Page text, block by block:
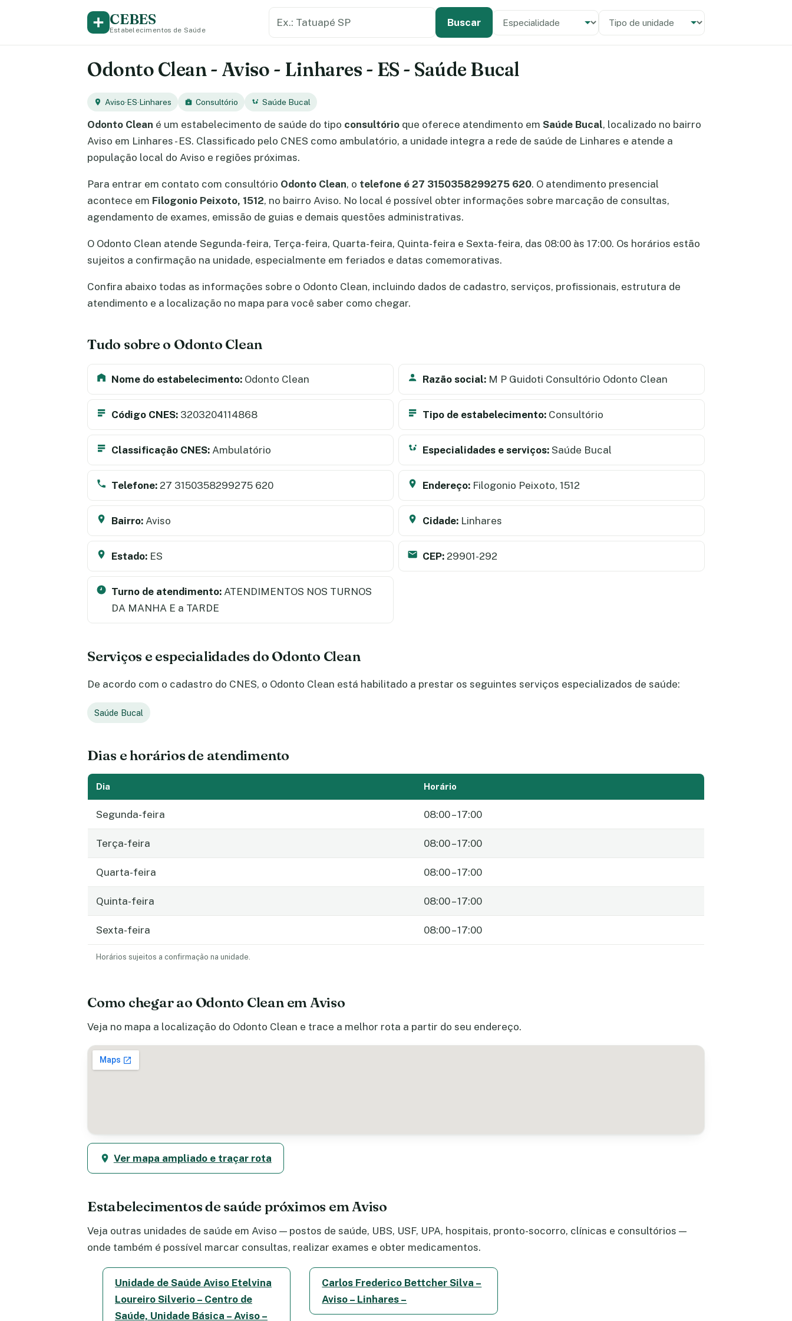
CEBES
Estabelecimentos de Saúde
Buscar Especialidade
Tipo de unidade
Odonto Clean - Aviso - Linhares - ES - Saúde Bucal
Aviso·ES·Linhares Consultório Saúde Bucal
Odonto Clean é um estabelecimento de saúde do tipo consultório que oferece atendimento em Saúde Bucal, localizado no bairro
Aviso em Linhares - ES. Classificado pelo CNES como ambulatório, a unidade integra a rede de saúde de Linhares e atende a
população local do Aviso e regiões próximas.
Para entrar em contato com consultório Odonto Clean, o telefone é 27 3150358299275 620. O atendimento presencial
acontece em Filogonio Peixoto, 1512, no bairro Aviso. No local é possível obter informações sobre marcação de consultas,
agendamento de exames, emissão de guias e demais questões administrativas.
O Odonto Clean atende Segunda-feira, Terça-feira, Quarta-feira, Quinta-feira e Sexta-feira, das 08:00 às 17:00. Os horários estão
sujeitos a confirmação na unidade, especialmente em feriados e datas comemorativas.
Confira abaixo todas as informações sobre o Odonto Clean, incluindo dados de cadastro, serviços, profissionais, estrutura de
atendimento e a localização no mapa para você saber como chegar.
Tudo sobre o Odonto Clean
Nome do estabelecimento: Odonto Clean Razão social: M P Guidoti Consultório Odonto Clean
Código CNES: 3203204114868 Tipo de estabelecimento: Consultório
Classificação CNES: Ambulatório Especialidades e serviços: Saúde Bucal
Telefone: 27 3150358299275 620 Endereço: Filogonio Peixoto, 1512
Bairro: Aviso Cidade: Linhares
Estado: ES CEP: 29901-292
Turno de atendimento: ATENDIMENTOS NOS TURNOS
DA MANHA E a TARDE
Serviços e especialidades do Odonto Clean
De acordo com o cadastro do CNES, o Odonto Clean está habilitado a prestar os seguintes serviços especializados de saúde:
Saúde Bucal
Dias e horários de atendimento
Dia Horário
Segunda-feira 08:00 – 17:00
Terça-feira 08:00 – 17:00
Quarta-feira 08:00 – 17:00
Quinta-feira 08:00 – 17:00
Sexta-feira 08:00 – 17:00
Horários sujeitos a confirmação na unidade.
Como chegar ao Odonto Clean em Aviso
Veja no mapa a localização do Odonto Clean e trace a melhor rota a partir do seu endereço.
Ver mapa ampliado e traçar rota
Estabelecimentos de saúde próximos em Aviso
Veja outras unidades de saúde em Aviso — postos de saúde, UBS, USF, UPA, hospitais, pronto-socorro, clínicas e consultórios —
onde também é possível marcar consultas, realizar exames e obter medicamentos.
Unidade de Saúde Aviso Etelvina
Loureiro Silverio – Centro de
Saúde, Unidade Básica – Aviso –
Carlos Frederico Bettcher Silva –
Aviso – Linhares –